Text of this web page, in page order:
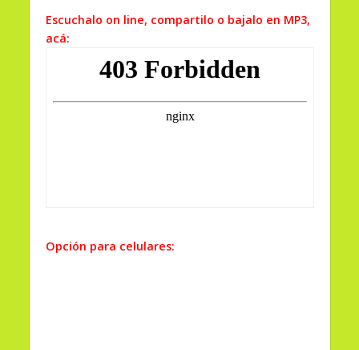
Escuchalo on line, compartilo o bajalo en MP3,
acá:
Opción para celulares: